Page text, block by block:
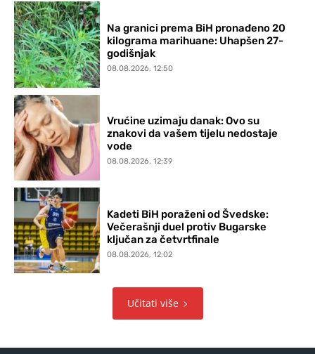
Na granici prema BiH pronađeno 20
kilograma marihuane: Uhapšen 27-
godišnjak
08.08.2026. 12:50
Vrućine uzimaju danak: Ovo su
znakovi da vašem tijelu nedostaje
vode
08.08.2026. 12:39
Kadeti BiH poraženi od Švedske:
Večerašnji duel protiv Bugarske
ključan za četvrtfinale
08.08.2026. 12:02
Učitati više